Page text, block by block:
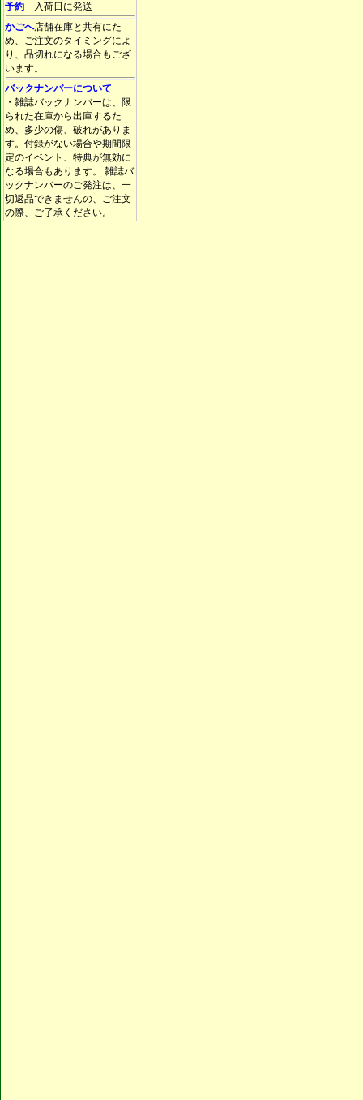
予約 入荷日に発送
かごへ店舗在庫と共有にた
め、ご注文のタイミングによ
り、品切れになる場合もござ
います。
バックナンバーについて
・雑誌バックナンバーは、限
られた在庫から出庫するた
め、多少の傷、破れがありま
す。付録がない場合や期間限
定のイベント、特典が無効に
なる場合もあります。 雑誌バ
ックナンバーのご発注は、一
切返品できませんの、ご注文
の際、ご了承ください。